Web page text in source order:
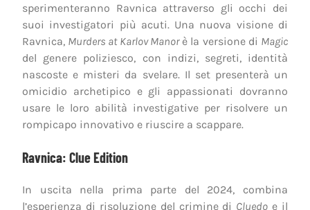
sperimenteranno Ravnica attraverso gli occhi dei
suoi investigatori più acuti. Una nuova visione di
Ravnica, Murders at Karlov Manorè la versione di Magic
del genere poliziesco, con indizi, segreti, identità
nascoste e misteri da svelare. Il set presenterà un
omicidio archetipico e gli appassionati dovranno
usare le loro abilità investigative per risolvere un
rompicapo innovativo e riuscire a scappare.
Ravnica: Clue Edition
In uscita nella prima parte del 2024, combina
l’esperienza di risoluzione del crimine di Cluedo e il